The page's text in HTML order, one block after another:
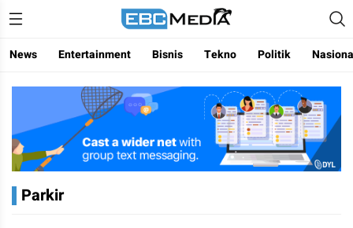
ebctvmedia
Menggapai Cakrawala Untuk Indonesia
News Entertainment Bisnis Tekno Politik
Parkir